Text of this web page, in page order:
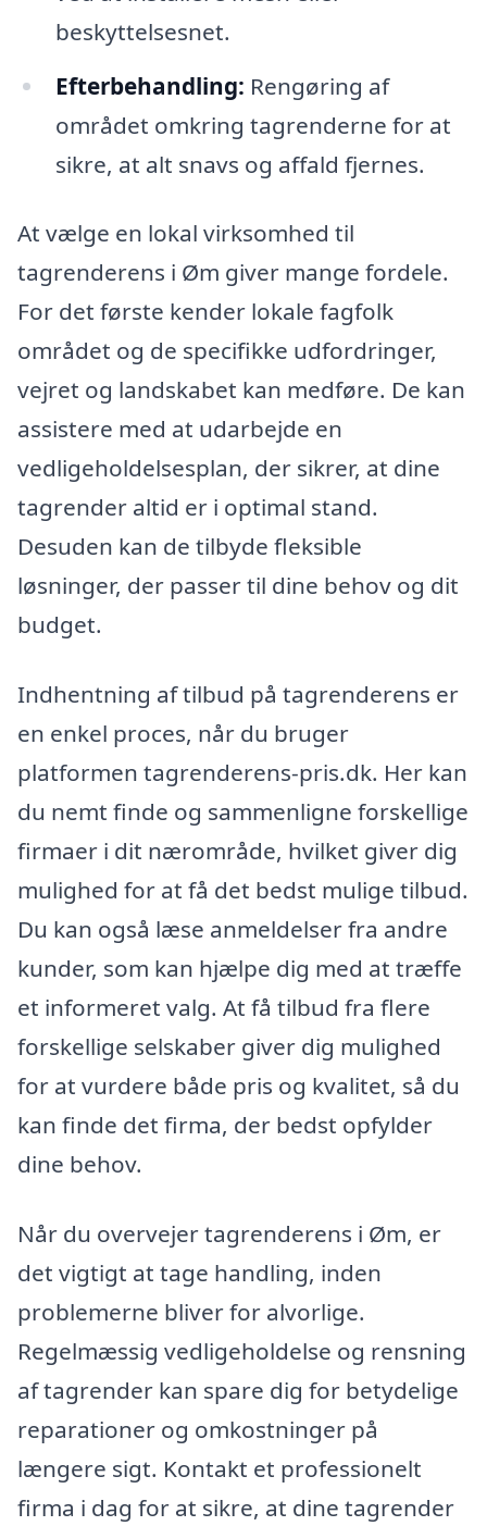
beskyttelsesnet.
Efterbehandling: Rengøring af
området omkring tagrenderne for at
sikre, at alt snavs og affald fjernes.
At vælge en lokal virksomhed til
tagrenderens i Øm giver mange fordele.
For det første kender lokale fagfolk
området og de specifikke udfordringer,
vejret og landskabet kan medføre. De kan
assistere med at udarbejde en
vedligeholdelsesplan, der sikrer, at dine
tagrender altid er i optimal stand.
Desuden kan de tilbyde fleksible
løsninger, der passer til dine behov og dit
budget.
Indhentning af tilbud på tagrenderens er
en enkel proces, når du bruger
platformen tagrenderens-pris.dk. Her kan
du nemt finde og sammenligne forskellige
firmaer i dit nærområde, hvilket giver dig
mulighed for at få det bedst mulige tilbud.
Du kan også læse anmeldelser fra andre
kunder, som kan hjælpe dig med at træffe
et informeret valg. At få tilbud fra flere
forskellige selskaber giver dig mulighed
for at vurdere både pris og kvalitet, så du
kan finde det firma, der bedst opfylder
dine behov.
Når du overvejer tagrenderens i Øm, er
det vigtigt at tage handling, inden
problemerne bliver for alvorlige.
Regelmæssig vedligeholdelse og rensning
af tagrender kan spare dig for betydelige
reparationer og omkostninger på
længere sigt. Kontakt et professionelt
firma i dag for at sikre, at dine tagrender